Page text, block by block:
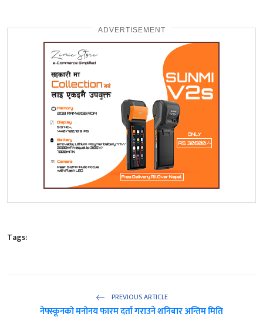
ADVERTISEMENT
Tags:
PREVIOUS ARTICLE
नेफ्स्कूनको मनोनय फारम दर्ता गराउने शनिबार अन्तिम मिति